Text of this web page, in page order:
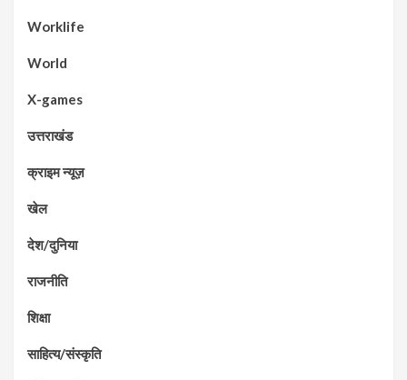
Worklife
World
X-games
उत्तराखंड
क्राइम न्यूज़
खेल
देश/दुनिया
राजनीति
शिक्षा
साहित्य/संस्कृति